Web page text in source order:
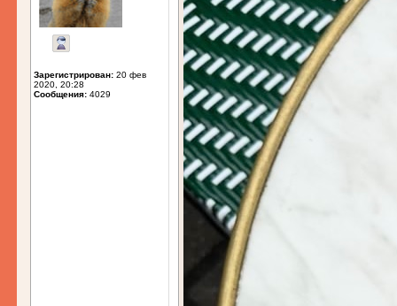
Зарегистрирован: 20 фев
2020, 20:28
Сообщения: 4029